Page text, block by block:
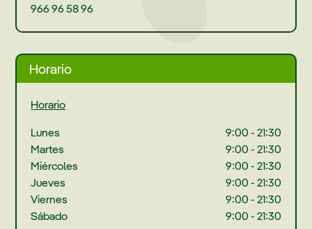
966 96 58 96
Horario
Horario
Lunes
9:00 - 21:30
Martes
9:00 - 21:30
Miércoles
9:00 - 21:30
Jueves
9:00 - 21:30
Viernes
9:00 - 21:30
Sábado
9:00 - 21:30